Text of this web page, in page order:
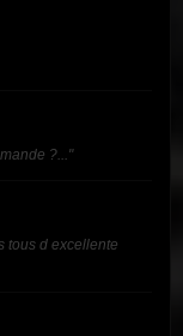
?..."
tous d excellente